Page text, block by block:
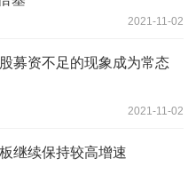
2021-11-02
募资不足的现象成为常态
2021-11-02
继续保持较高增速